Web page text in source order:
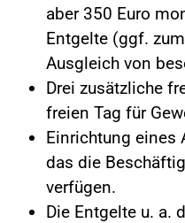
aber 350 Euro
Entgelte (ggf.
Ausgleich von
Drei zusätzliche
freien Tag für
Einrichtung eines
das die
verfügen.
Die Entgelte u. a.